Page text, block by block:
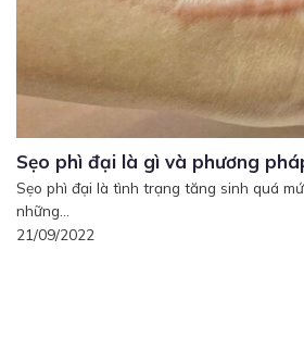
Sẹo phì đại là gì và phương
Sẹo phì đại là tình trạng tăng sinh quá
những...
21/09/2022